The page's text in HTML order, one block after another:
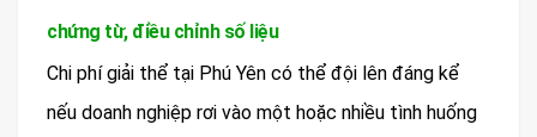
chứng từ, điều chỉnh số liệu
Chi phí giải thể tại Phú Yên có thể đội lên đáng kể
nếu doanh nghiệp rơi vào một hoặc nhiều tình huống